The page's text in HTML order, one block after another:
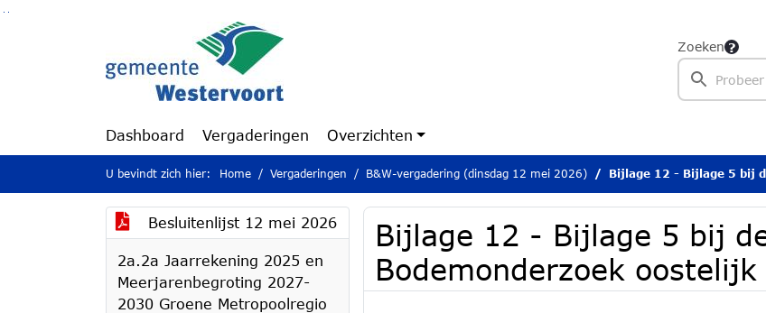
Ga naar de inhoud van deze pagina
Zoeken
Dashboard Vergaderingen Overzichten
U bevindt zich hier: Home Vergaderingen B&W-vergadering (dinsdag 12 mei 2026) Bijlage 12 - Bijlage 5 bij de
Besluitenlijst 12 mei 2026
2a.2a Jaarrekening 2025 en
Meerjarenbegroting 2027-
2030 Groene Metropoolregio
Bijlage 12 - Bijlage 5 bij
Bodemonderzoek oostelijk